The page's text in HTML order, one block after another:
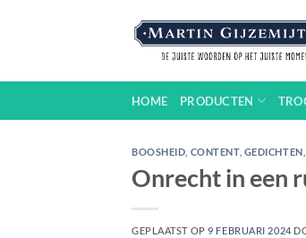
HOME PRODUCTEN
BOOSHEID CONTENT, GEDICHTEN
Onrecht in een
GEPLAATST OP9 FEBRUARI 2024